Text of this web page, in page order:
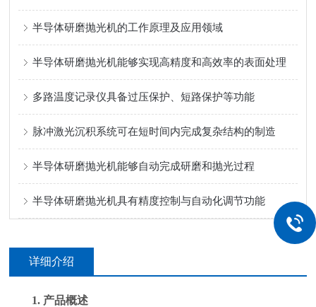
半导体研磨抛光机的工作原理及应用领域
半导体研磨抛光机能够实现高精度和高效率的表面处理
多路温度记录仪具备过压保护、短路保护等功能
脉冲激光沉积系统可在短时间内完成复杂结构的制造
半导体研磨抛光机能够自动完成研磨和抛光过程
半导体研磨抛光机具有精度控制与自动化调节功能
详细介绍
1. 产品概述